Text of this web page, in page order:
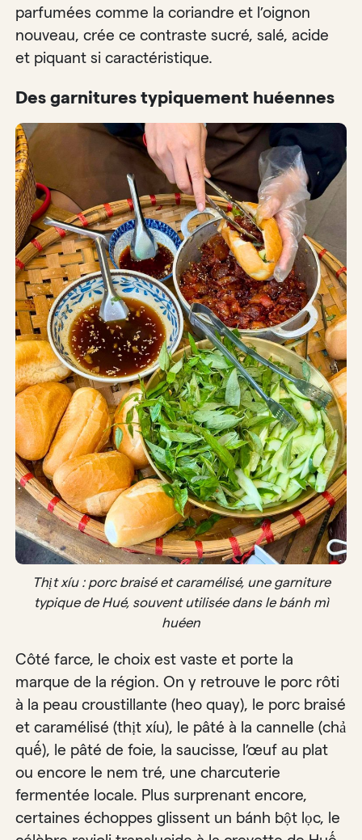
parfumées comme la coriandre et l’oignon
nouveau, crée ce contraste sucré, salé, acide
et piquant si caractéristique.
Des garnitures typiquement huéennes
Thịt xíu : porc braisé et caramélisé, une garniture
typique de Hué, souvent utilisée dans le bánh mì
huéen
Côté farce, le choix est vaste et porte la
marque de la région. On y retrouve le porc rôti
à la peau croustillante (heo quay), le porc braisé
et caramélisé (thịt xíu), le pâté à la cannelle (chả
quế), le pâté de foie, la saucisse, l’œuf au plat
ou encore le nem tré, une charcuterie
fermentée locale. Plus surprenant encore,
certaines échoppes glissent un bánh bột lọc, le